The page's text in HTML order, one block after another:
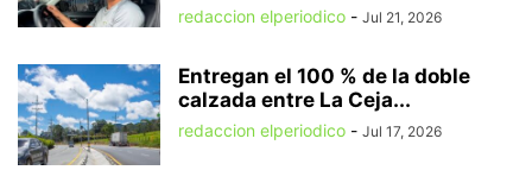
redaccion elperiodico - Jul 21, 2026
Entregan el 100 % de la doble
calzada entre La Ceja...
redaccion elperiodico - Jul 17, 2026